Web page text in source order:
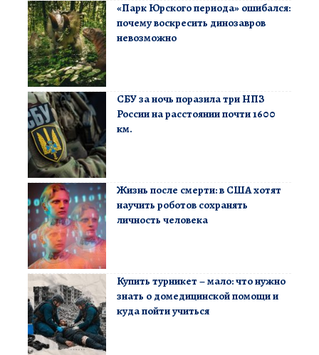
«Парк Юрского периода» ошибался:
почему воскресить динозавров
невозможно
СБУ за ночь поразила три НПЗ
России на расстоянии почти 1600
км.
Жизнь после смерти: в США хотят
научить роботов сохранять
личность человека
Купить турникет – мало: что нужно
знать о домедицинской помощи и
куда пойти учиться